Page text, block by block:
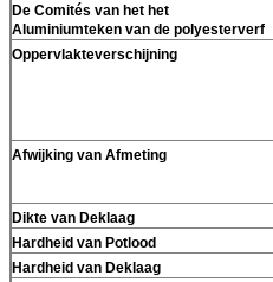
De Comités van het het
Aluminiumteken van de polyesterverf
Oppervlakteverschijning
Afwijking van Afmeting
Dikte van Deklaag
Hardheid van Potlood
Hardheid van Deklaag